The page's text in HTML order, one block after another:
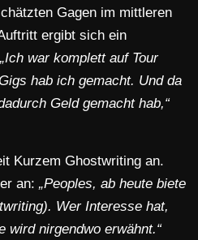
Gagen im mittleren
ergibt sich ein
„Ich war komplett auf Tour
hab ich gemacht. Und da
Geld gemacht hab,“
Kurzem Ghostwriting an.
an: „Peoples, ab heute biete
Wer Interesse hat,
wird nirgendwo erwähnt.“